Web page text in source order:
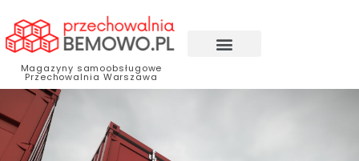
Magazyny samoobsługowe
Przechowalnia Warszawa